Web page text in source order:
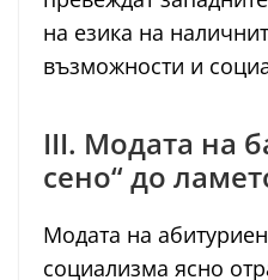
на езика на
възможности и
III. Модата на
сено“ до
Модата на
социализма ясно